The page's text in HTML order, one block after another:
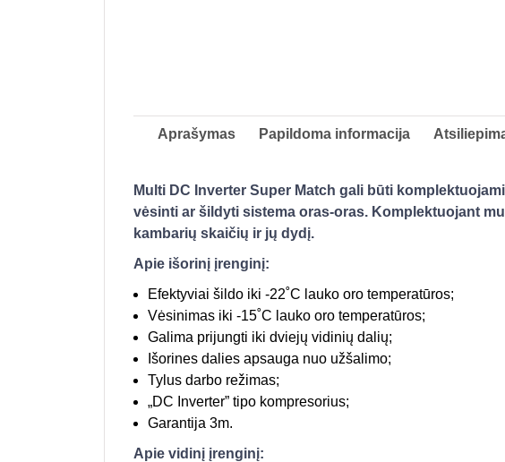
Aprašymas Papildoma informacija
Multi DC Inverter Super Match gali būti
vėsinti ar šildyti sistema oras-oras. Komplektuojant
kambarių skaičių ir jų dydį.
Apie išorinį įrenginį:
Efektyviai šildo iki -22˚C lauko oro temperatūros;
Vėsinimas iki -15˚C lauko oro temperatūros;
Galima prijungti iki dviejų vidinių dalių;
Išorines dalies apsauga nuo užšalimo;
Tylus darbo režimas;
„DC Inverter” tipo kompresorius;
Garantija 3m.
Apie vidinį įrenginį: